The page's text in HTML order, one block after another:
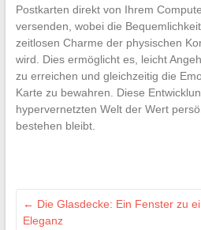
Postkarten direkt von Ihrem
versenden, wobei die
zeitlosen Charme der physischen
wird. Dies ermöglicht es, leicht
zu erreichen und gleichzeitig die
Karte zu bewahren. Diese
hypervernetzten Welt der Wert
bestehen bleibt.
← Die Glasdecke: Ein Fenster zu
Eleganz